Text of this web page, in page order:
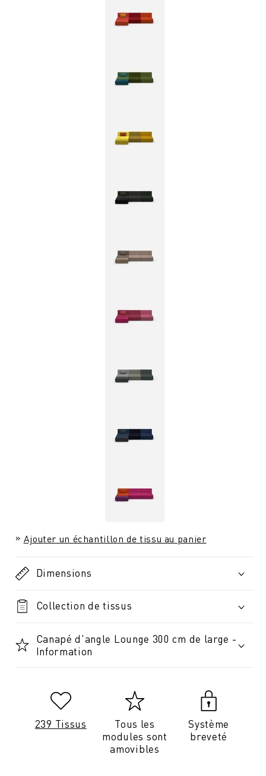
Ajouter un échantillon de tissu au panier
Dimensions
Collection de tissus
Canapé d'angle Lounge 300 cm de large -
Information
239 Tissus
Tous les
modules sont
amovibles
Système
breveté